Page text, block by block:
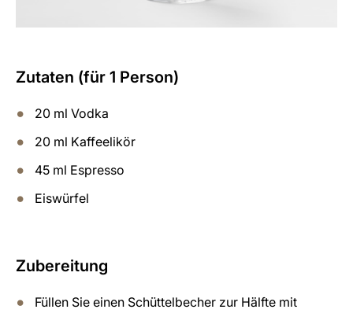
Zutaten (für 1 Person)
20 ml Vodka
20 ml Kaffeelikör
45 ml Espresso
Eiswürfel
Zubereitung
Füllen Sie einen Schüttelbecher zur Hälfte mit